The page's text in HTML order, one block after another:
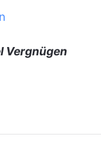
Vergnügen